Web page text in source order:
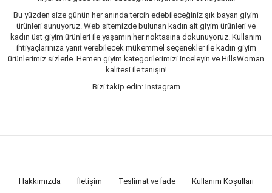
Bu yüzden size günün her anında tercih edebileceğiniz şık bayan giyim
ürünleri sunuyoruz. Web sitemizde bulunan kadın alt giyim ürünleri ve
kadın üst giyim ürünleri ile yaşamın her noktasına dokunuyoruz. Kullanım
ihtiyaçlarınıza yanıt verebilecek mükemmel seçenekler ile kadın giyim
ürünlerimiz sizlerle. Hemen giyim kategorilerimizi inceleyin ve HillsWoman
kalitesi ile tanışın!
Bizi takip edin: Instagram
Hakkımızda İletişim Teslimat ve İade Kullanım Koşulları